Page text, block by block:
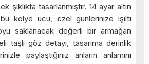
şıklıkta tasarlanmıştır. 14 ayar altın
kolye ucu, özel günlerinize ışıltı
saklanacak değerli bir armağan
taşlı göz detayı, tasarıma derinlik
paylaştığınız anların anlamını